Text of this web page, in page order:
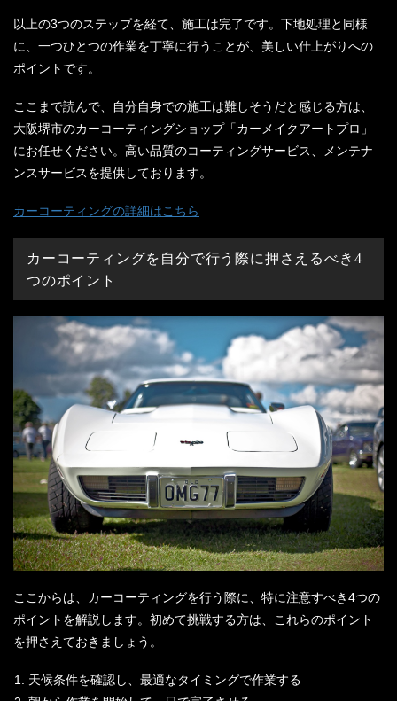
以上の3つのステップを経て、施工は完了です。下地処理と同様
に、一つひとつの作業を丁寧に行うことが、美しい仕上がりへの
ポイントです。
ここまで読んで、自分自身での施工は難しそうだと感じる方は、
大阪堺市のカーコーティングショップ「カーメイクアートプロ」
にお任せください。高い品質のコーティングサービス、メンテナ
ンスサービスを提供しております。
カーコーティングの詳細はこちら
カーコーティングを自分で行う際に押さえるべき4
つのポイント
ここからは、カーコーティングを行う際に、特に注意すべき4つの
ポイントを解説します。初めて挑戦する方は、これらのポイント
を押さえておきましょう。
天候条件を確認し、最適なタイミングで作業する